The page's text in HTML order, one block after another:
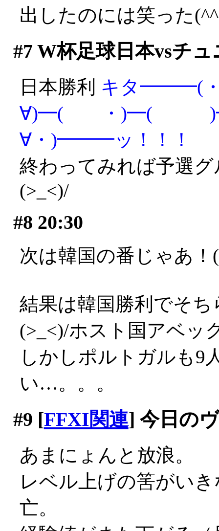
出したのには笑った
#7 W杯足球日本vsチュ
日本勝利 キタ━━━(
∀)━( ・)━(
∀・)━━━ッ！！！
終わってみれば予選
(>_<)/
#8 20:30
次は韓国の番じゃあ！
結果は韓国勝利でそ
(>_<)/ホスト国アベッ
しかしポルトガルも9
い…。。。
#9 [FFXI関連] 今日の
あまにょんと放浪。
レベル上げの筈がい
亡。